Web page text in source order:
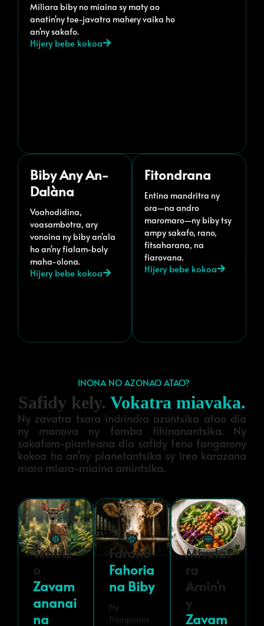
Miliara biby no miaina sy maty ao
anatin'ny toe-javatra mahery vaika ho
an'ny sakafo.
Hijery bebe kokoa
Biby Any An-
Dalàna
Voahodidina,
voasambotra, ary
vonoina ny biby an'ala
ho an'ny fialam-boly
maha-olona.
Hijery bebe kokoa
Fitondrana
Entina mandritra ny
ora—na andro
maromaro—ny biby tsy
ampy sakafo, rano,
fitsaharana, na
fiarovana.
Hijery bebe kokoa
INONA NO AZONAO ATAO?
Safidy kely. Vokatra miavaka.
Ny zavatra tsara indrindra azontsika atao dia
ny manova ny fomba fihinanantsika. Ny
sakafom-pianteana dia safidy feno fangarony
kokoa ho an'ny planetantsika sy ireo karazana
maro miara-miaina amintsika.
Tehiriz
O
Zavam
Ananai
Na
Farano
Fahoria
Na Biby
Ny
fiompiana
Mivelat
Ra
Amin'n
Y
Zavam